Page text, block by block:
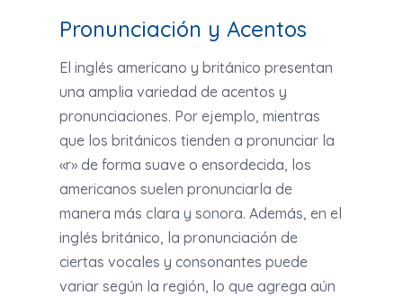
Pronunciación y Acentos
El inglés americano y británico presentan
una amplia variedad de acentos y
pronunciaciones. Por ejemplo, mientras
que los británicos tienden a pronunciar la
«r» de forma suave o ensordecida, los
americanos suelen pronunciarla de
manera más clara y sonora. Además, en el
inglés británico, la pronunciación de
ciertas vocales y consonantes puede
variar según la región, lo que agrega aún